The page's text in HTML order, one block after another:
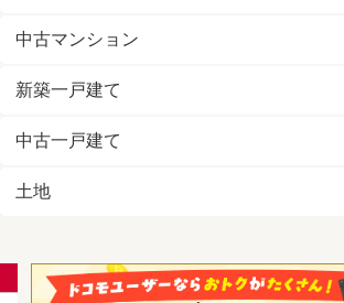
中古マンション
新築一戸建て
中古一戸建て
土地